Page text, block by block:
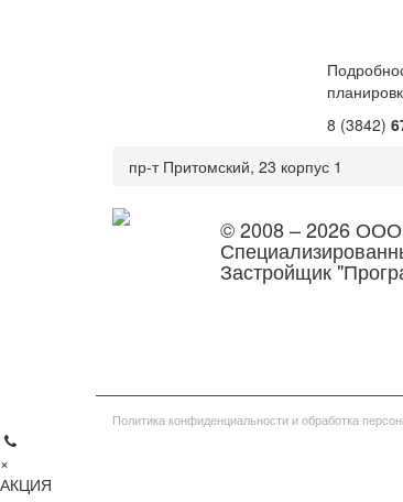
8 (3842)
пр-т Притомский, 23 корпус 1
© 2008 – 2026 ООО
Застройщик
Политика конфиденциальности и обработка
×
АКЦИЯ